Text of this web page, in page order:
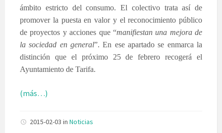
ámbito estricto del consumo. El colectivo trata así de
promover la puesta en valor y el reconocimiento público
de proyectos y acciones que “manifiestan una mejora de
la sociedad en general”. En ese apartado se enmarca la
distinción que el próximo 25 de febrero recogerá el
Ayuntamiento de Tarifa.
(más…)
2015-02-03 in Noticias